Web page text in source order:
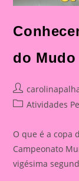
do Mudo
Post
author:
PostAtividades
O que é a copa
Campeonato
vigésima